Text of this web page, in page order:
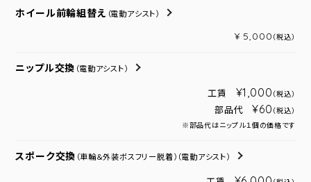
ホイール前輪組替え （電動アシスト）
¥ 5,000 （税込）
ニップル交換 （電動アシスト）
工賃 ¥1,000 （税込）
部品代 ¥60 （税込）
※部品代はニップル１個の価格です
スポーク交換 （車輪＆外装ボスフリー脱着） （電動アシスト）